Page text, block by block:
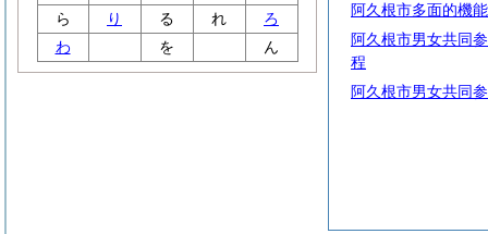
阿久根市多面的機
阿久根市男女共同
程
阿久根市男女共同
ら
り る れ
ろ
わ
を ん